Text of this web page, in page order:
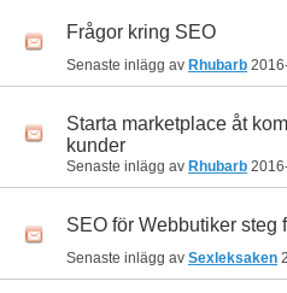
Frågor kring SEO
Senaste inlägg av Rhubarb
Starta marketplace åt
kunder
Senaste inlägg av Rhubarb
SEO för Webbutiker steg
Senaste inlägg av Sexleksaken